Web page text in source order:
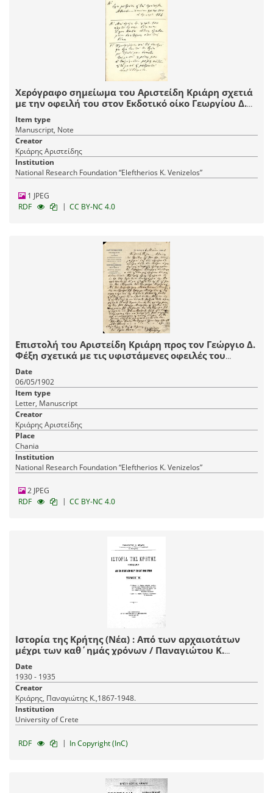
Χερόγραφο σημείωμα του Αριστείδη Κριάρη σχετιά
με την οφειλή του στον Εκδοτικό οίκο Γεωργίου Δ.
Φέξη με πρόχειρους οικονομικούς υπολογισμούς
και τρόπους απομείωσης και εξόφλησης του χρέους
του.
Item type
Manuscript, Note
Creator
Κριάρης Αριστείδης
Institution
National Research Foundation “Eleftherios K. Venizelos”
1 JPEG
RDF
| CC BY-NC 4.0
Επιστολή του Αριστείδη Κριάρη προς τον Γεώργιο Δ.
Φέξη σχετικά με τις υφιστάμενες οφειλές του
πρώτου έναντι του εκδοτικού οίκου του δεύτερου,
με την οποία τον ενημερώνει τον χρόνο και τρόπο
που εξοφλεί το χρέος του έναντί του.
Date
06/05/1902
Item type
Letter, Manuscript
Creator
Κριάρης Αριστείδης
Place
Chania
Institution
National Research Foundation “Eleftherios K. Venizelos”
2 JPEG
RDF
| CC BY-NC 4.0
Ιστορία της Κρήτης (Νέα) : Από των αρχαιοτάτων
μέχρι των καθ΄ημάς χρόνων / Παναγιώτου Κ.
Κριάρη.
Date
1930 - 1935
Creator
Κριάρης, Παναγιώτης Κ.,1867-1948.
Institution
University of Crete
RDF | In Copyright (InC)